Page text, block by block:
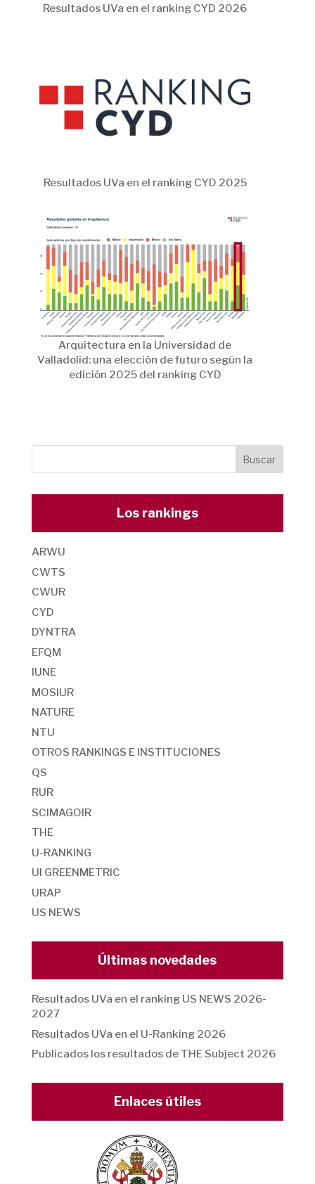
Resultados UVa en el ranking CYD 2026
Resultados UVa en el ranking CYD 2025
Arquitectura en la Universidad de
Valladolid: una elección de futuro según la
edición 2025 del ranking CYD
Los rankings
ARWU
CWTS
CWUR
CYD
DYNTRA
EFQM
IUNE
MOSIUR
NATURE
NTU
OTROS RANKINGS E INSTITUCIONES
QS
RUR
SCIMAGOIR
THE
U-RANKING
UI GREENMETRIC
URAP
US NEWS
Últimas novedades
Resultados UVa en el ranking US NEWS 2026-
2027
Resultados UVa en el U-Ranking 2026
Publicados los resultados de THE Subject 2026
Enlaces útiles